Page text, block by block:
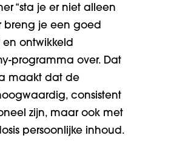
“sta je er niet alleen
breng je een goed
ontwikkeld
programma over. Dat
maakt dat de
consistent
zijn, maar ook met
persoonlijke inhoud.